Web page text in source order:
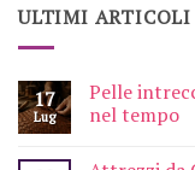
ULTIMI ARTICOLI
17
Lug
Pelle
nel tempo